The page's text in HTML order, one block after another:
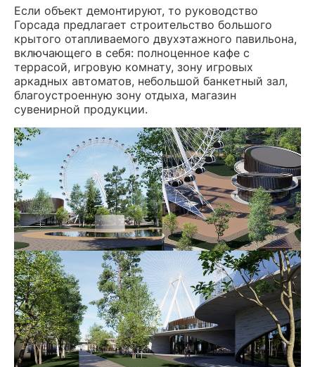
Если объект демонтируют, то руководство
Горсада предлагает строительство большого
крытого отапливаемого двухэтажного павильона,
включающего в себя: полноценное кафе с
террасой, игровую комнату, зону игровых
аркадных автоматов, небольшой банкетный зал,
благоустроенную зону отдыха, магазин
сувенирной продукции.